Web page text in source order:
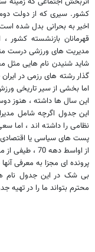
کشور. سیری که از دولت
اخیر به بحرانی بدل شده
قهرمانان بازنشسته کشور
مدیریت های ورزشی درست مثل 5 سال نخست پس از
شاید شنیدن نام هایی مثل
گذار رشته های رزمی در
اما بخشی از سیر تاریخی
این سال ها داشته ، هنوز
این جدول اگرچه شامل
نظامی را داشته اند ، اما
پست های سیاسی یا
از اواسط دهه
پرونده ای مجزا به معرفی
بی شک در این جدول نام
محترم بتواند ما را در